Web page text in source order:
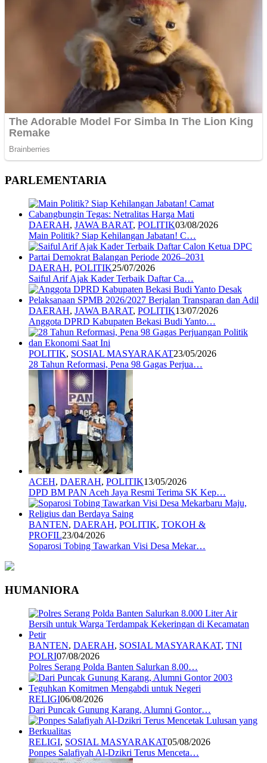
PARLEMENTARIA
DAERAH, JAWA BARAT, POLITIK03/08/2026
Main Politik? Siap Kehilangan Jabatan! C…
DAERAH, POLITIK25/07/2026
Saiful Arif Ajak Kader Terbaik Daftar Ca…
DAERAH, JAWA BARAT, POLITIK13/07/2026
Anggota DPRD Kabupaten Bekasi Budi Yanto…
POLITIK, SOSIAL MASYARAKAT23/05/2026
28 Tahun Reformasi, Pena 98 Gagas Perjua…
ACEH, DAERAH, POLITIK13/05/2026
DPD BM PAN Aceh Jaya Resmi Terima SK Kep…
BANTEN, DAERAH, POLITIK, TOKOH &
PROFIL23/04/2026
Soparosi Tobing Tawarkan Visi Desa Mekar…
HUMANIORA
BANTEN, DAERAH, SOSIAL MASYARAKAT, TNI
POLRI07/08/2026
Polres Serang Polda Banten Salurkan 8.00…
RELIGI06/08/2026
Dari Puncak Gunung Karang, Alumni Gontor…
RELIGI, SOSIAL MASYARAKAT05/08/2026
Ponpes Salafiyah Al-Dzikri Terus Menceta…